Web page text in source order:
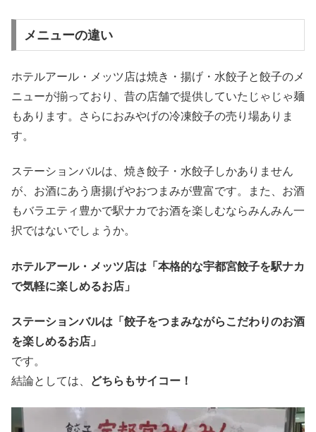
メニューの違い
ホテルアール・メッツ店は焼き・揚げ・水餃子と餃子のメ
ニューが揃っており、昔の店舗で提供していたじゃじゃ麺
もあります。さらにおみやげの冷凍餃子の売り場ありま
す。
ステーションバルは、焼き餃子・水餃子しかありません
が、お酒にあう唐揚げやおつまみが豊富です。また、お酒
もバラエティ豊かで駅ナカでお酒を楽しむならみんみん一
択ではないでしょうか。
ホテルアール・メッツ店は「本格的な宇都宮餃子を駅ナカ
で気軽に楽しめるお店」
ステーションバルは「餃子をつまみながらこだわりのお酒
を楽しめるお店」
です。
結論としては、
どちらもサイコー！